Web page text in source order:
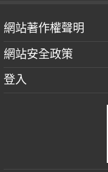
網站著作權聲明
網站安全政策
登入